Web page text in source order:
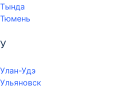
Тында
Тюмень
У
Улан-Удэ
Ульяновск